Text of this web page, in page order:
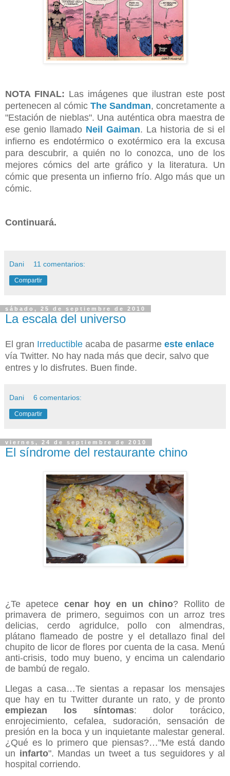
NOTA FINAL: Las imágenes que ilustran este post
pertenecen al cómic The Sandman, concretamente a
"Estación de nieblas". Una auténtica obra maestra de
ese genio llamado Neil Gaiman. La historia de si el
infierno es endotérmico o exotérmico era la excusa
para descubrir, a quién no lo conozca, uno de los
mejores cómics del arte gráfico y la literatura. Un
cómic que presenta un infierno frío. Algo más que un
cómic.
Continuará.
Dani 11 comentarios:
Compartir
sábado, 25 de septiembre de 2010
La escala del universo
El gran Irreductible acaba de pasarme este enlace
vía Twitter. No hay nada más que decir, salvo que
entres y lo disfrutes. Buen finde.
Dani 6 comentarios:
Compartir
viernes, 24 de septiembre de 2010
El síndrome del restaurante chino
¿Te apetece cenar hoy en un chino? Rollito de
primavera de primero, seguimos con un arroz tres
delicias, cerdo agridulce, pollo con almendras,
plátano flameado de postre y el detallazo final del
chupito de licor de flores por cuenta de la casa. Menú
anti-crisis, todo muy bueno, y encima un calendario
de bambú de regalo.
Llegas a casa…Te sientas a repasar los mensajes
que hay en tu Twitter durante un rato, y de pronto
empiezan los síntomas: dolor torácico,
enrojecimiento, cefalea, sudoración, sensación de
presión en la boca y un inquietante malestar general.
¿Qué es lo primero que piensas?…"Me está dando
un infarto". Mandas un tweet a tus seguidores y al
hospital corriendo.